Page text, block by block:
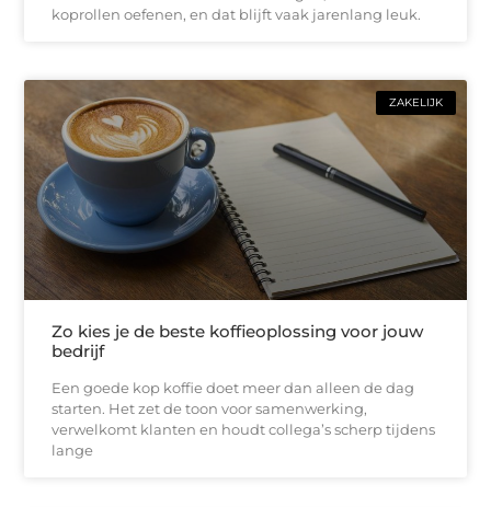
koprollen oefenen, en dat blijft vaak jarenlang leuk.
ZAKELIJK
Zo kies je de beste koffieoplossing voor jouw
bedrijf
Een goede kop koffie doet meer dan alleen de dag
starten. Het zet de toon voor samenwerking,
verwelkomt klanten en houdt collega’s scherp tijdens
lange